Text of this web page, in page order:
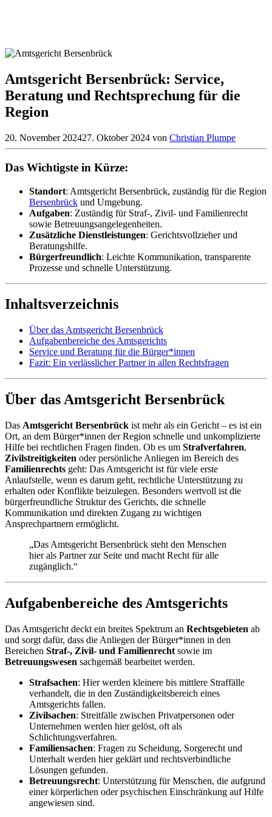
Amtsgericht Bersenbrück: Service,
Beratung und Rechtsprechung für die
Region
20. November 202427. Oktober 2024 von Christian Plumpe
Das Wichtigste in Kürze:
Standort: Amtsgericht Bersenbrück, zuständig für die Region
Bersenbrück und Umgebung.
Aufgaben: Zuständig für Straf-, Zivil- und Familienrecht
sowie Betreuungsangelegenheiten.
Zusätzliche Dienstleistungen: Gerichtsvollzieher und
Beratungshilfe.
Bürgerfreundlich: Leichte Kommunikation, transparente
Prozesse und schnelle Unterstützung.
Inhaltsverzeichnis
Über das Amtsgericht Bersenbrück
Aufgabenbereiche des Amtsgerichts
Service und Beratung für die Bürger*innen
Fazit: Ein verlässlicher Partner in allen Rechtsfragen
Über das Amtsgericht Bersenbrück
Das Amtsgericht Bersenbrück ist mehr als ein Gericht – es ist ein
Ort, an dem Bürger*innen der Region schnelle und unkomplizierte
Hilfe bei rechtlichen Fragen finden. Ob es um Strafverfahren,
Zivilstreitigkeiten oder persönliche Anliegen im Bereich des
Familienrechts geht: Das Amtsgericht ist für viele erste
Anlaufstelle, wenn es darum geht, rechtliche Unterstützung zu
erhalten oder Konflikte beizulegen. Besonders wertvoll ist die
bürgerfreundliche Struktur des Gerichts, die schnelle
Kommunikation und direkten Zugang zu wichtigen
Ansprechpartnern ermöglicht.
„Das Amtsgericht Bersenbrück steht den Menschen
hier als Partner zur Seite und macht Recht für alle
zugänglich.“
Aufgabenbereiche des Amtsgerichts
Das Amtsgericht deckt ein breites Spektrum an Rechtsgebieten ab
und sorgt dafür, dass die Anliegen der Bürger*innen in den
Bereichen Straf-, Zivil- und Familienrecht sowie im
Betreuungswesen sachgemäß bearbeitet werden.
Strafsachen: Hier werden kleinere bis mittlere Straffälle
verhandelt, die in den Zuständigkeitsbereich eines
Amtsgerichts fallen.
Zivilsachen: Streitfälle zwischen Privatpersonen oder
Unternehmen werden hier gelöst, oft als
Schlichtungsverfahren.
Familiensachen: Fragen zu Scheidung, Sorgerecht und
Unterhalt werden hier geklärt und rechtsverbindliche
Lösungen gefunden.
Betreuungsrecht: Unterstützung für Menschen, die aufgrund
einer körperlichen oder psychischen Einschränkung auf Hilfe
angewiesen sind.